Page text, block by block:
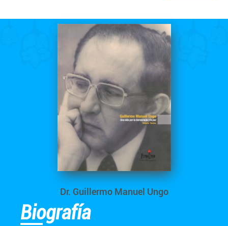
Dr. Guillermo Manuel Ungo
Biografía